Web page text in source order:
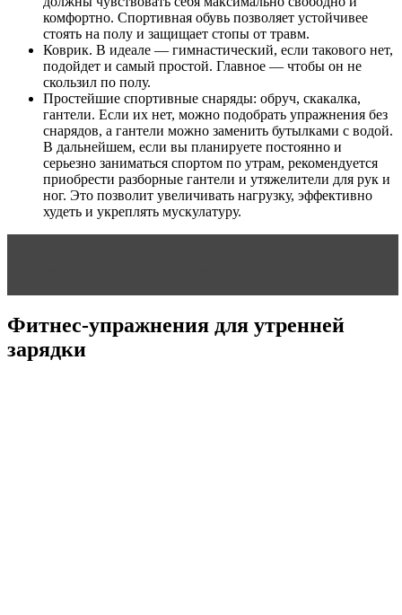
комфортно. Спортивная обувь позволяет устойчивее
стоять на полу и защищает стопы от травм.
Коврик. В идеале — гимнастический, если такового нет,
подойдет и самый простой. Главное — чтобы он не
скользил по полу.
Простейшие спортивные снаряды: обруч, скакалка,
гантели. Если их нет, можно подобрать упражнения без
снарядов, а гантели можно заменить бутылками с водой.
В дальнейшем, если вы планируете постоянно и
серьезно заниматься спортом по утрам, рекомендуется
приобрести разборные гантели и утяжелители для рук и
ног. Это позволит увеличивать нагрузку, эффективно
худеть и укреплять мускулатуру.
Фитнес-упражнения для утренней
зарядки